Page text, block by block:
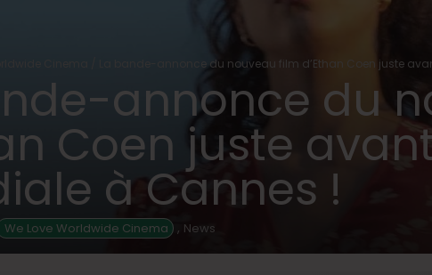
La bande-annonce du nouveau film d’Ethan Coen juste
annonce du
Coen juste
à Cannes !
We Love Worldwide Cinema , News